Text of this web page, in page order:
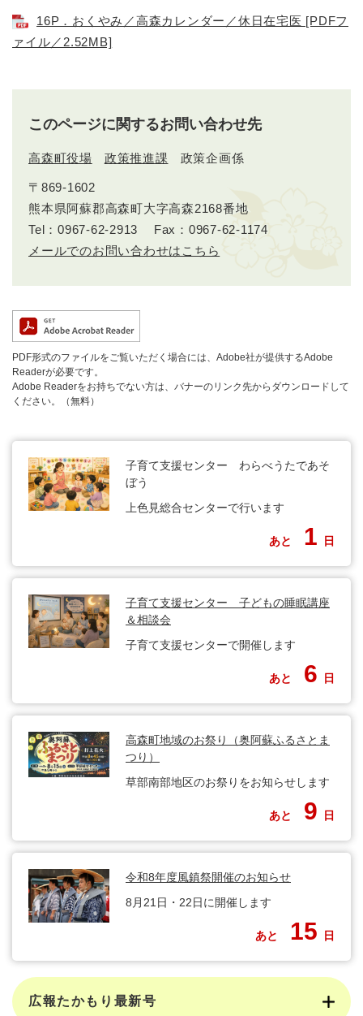
16P．おくやみ／高森カレンダー／休日在宅医 [PDFフ
ァイル／2.52MB]
このページに関するお問い合わせ先
高森町役場 政策推進課 政策企画係
〒869-1602
熊本県阿蘇郡高森町大字高森2168番地
Tel：0967-62-2913
Fax：0967-62-1174
メールでのお問い合わせはこちら
PDF形式のファイルをご覧いただく場合には、Adobe社が提供するAdobe
Readerが必要です。
Adobe Readerをお持ちでない方は、バナーのリンク先からダウンロードして
ください。（無料）
子育て支援センター わらべうたであそ
ぼう
上色見総合センターで行います
あと 1 日
子育て支援センター 子どもの睡眠講座
＆相談会
子育て支援センターで開催します
あと 6 日
高森町地域のお祭り（奥阿蘇ふるさとま
つり）
草部南部地区のお祭りをお知らせします
あと 9 日
令和8年度風鎮祭開催のお知らせ
8月21日・22日に開催します
あと 15 日
広報たかもり最新号